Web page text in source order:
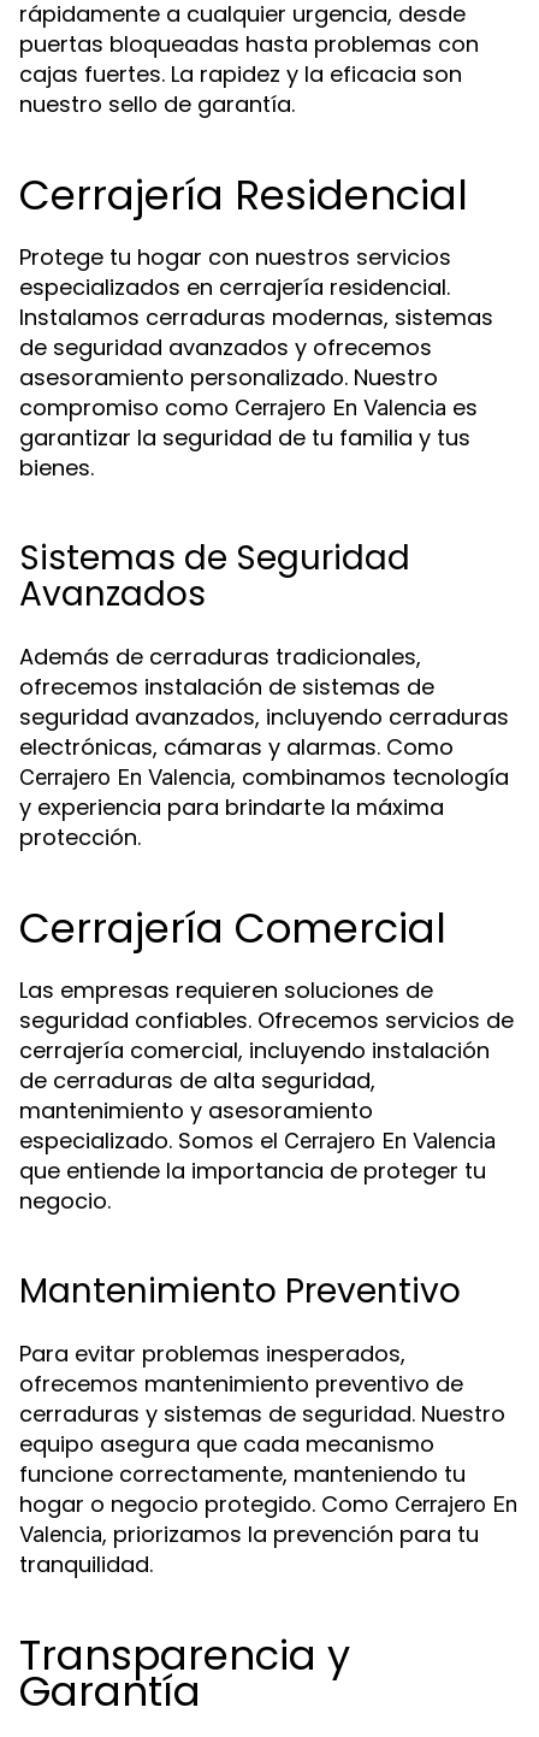
rápidamente a cualquier urgencia, desde
puertas bloqueadas hasta problemas con
cajas fuertes. La rapidez y la eficacia son
nuestro sello de garantía.
Cerrajería Residencial
Protege tu hogar con nuestros servicios
especializados en cerrajería residencial.
Instalamos cerraduras modernas, sistemas
de seguridad avanzados y ofrecemos
asesoramiento personalizado. Nuestro
compromiso como Cerrajero En Valencia es
garantizar la seguridad de tu familia y tus
bienes.
Sistemas de Seguridad
Avanzados
Además de cerraduras tradicionales,
ofrecemos instalación de sistemas de
seguridad avanzados, incluyendo cerraduras
electrónicas, cámaras y alarmas. Como
Cerrajero En Valencia, combinamos tecnología
y experiencia para brindarte la máxima
protección.
Cerrajería Comercial
Las empresas requieren soluciones de
seguridad confiables. Ofrecemos servicios de
cerrajería comercial, incluyendo instalación
de cerraduras de alta seguridad,
mantenimiento y asesoramiento
especializado. Somos el Cerrajero En Valencia
que entiende la importancia de proteger tu
negocio.
Mantenimiento Preventivo
Para evitar problemas inesperados,
ofrecemos mantenimiento preventivo de
cerraduras y sistemas de seguridad. Nuestro
equipo asegura que cada mecanismo
funcione correctamente, manteniendo tu
hogar o negocio protegido. Como Cerrajero En
Valencia, priorizamos la prevención para tu
tranquilidad.
Transparencia y
Garantía